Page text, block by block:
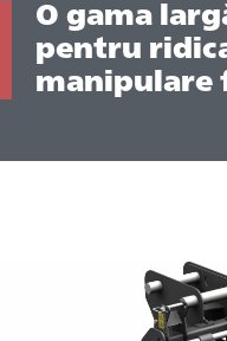
O gama
pentru
manipulare